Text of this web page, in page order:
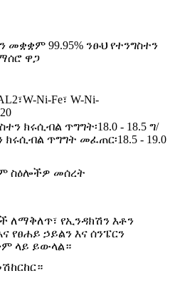
99.95% ንፁህ የተንግስተን
ዋጋ
Ni-Fe፣ W-Ni-
ክሩሲብል ጥግግት፡18.0 - 18.5 ግ/
ክሩሲብል ጥግግት መፈጠር፡18.5 - 19.0
ስዕሎችዎ መሰረት
ለማቅለጥ፣ የኢንዳክሽን እቶን
የፀሐይ ኃይልን እና ሰንፔርን
ላይ ይውላል።